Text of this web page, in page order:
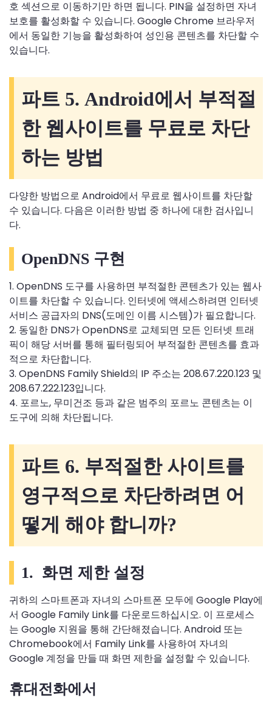
호 섹션으로 이동하기만 하면 됩니다. PIN을 설정하면 자녀
보호를 활성화할 수 있습니다. Google Chrome 브라우저
에서 동일한 기능을 활성화하여 성인용 콘텐츠를 차단할 수
있습니다.
파트 5. Android에서 부적절
한 웹사이트를 무료로 차단
하는 방법
다양한 방법으로 Android에서 무료로 웹사이트를 차단할
수 있습니다. 다음은 이러한 방법 중 하나에 대한 검사입니
다.
OpenDNS 구현
1. OpenDNS 도구를 사용하면 부적절한 콘텐츠가 있는 웹사
이트를 차단할 수 있습니다. 인터넷에 액세스하려면 인터넷
서비스 공급자의 DNS(도메인 이름 시스템)가 필요합니다.
2. 동일한 DNS가 OpenDNS로 교체되면 모든 인터넷 트래
픽이 해당 서버를 통해 필터링되어 부적절한 콘텐츠를 효과
적으로 차단합니다.
3. OpenDNS Family Shield의 IP 주소는 208.67.220.123 및
208.67.222.123입니다.
4. 포르노, 무미건조 등과 같은 범주의 포르노 콘텐츠는 이
도구에 의해 차단됩니다.
파트 6. 부적절한 사이트를
영구적으로 차단하려면 어
떻게 해야 합니까?
1. 화면 제한 설정
귀하의 스마트폰과 자녀의 스마트폰 모두에 Google Play에
서 Google Family Link를 다운로드하십시오. 이 프로세스
는 Google 지원을 통해 간단해졌습니다. Android 또는
Chromebook에서 Family Link를 사용하여 자녀의
Google 계정을 만들 때 화면 제한을 설정할 수 있습니다.
휴대전화에서